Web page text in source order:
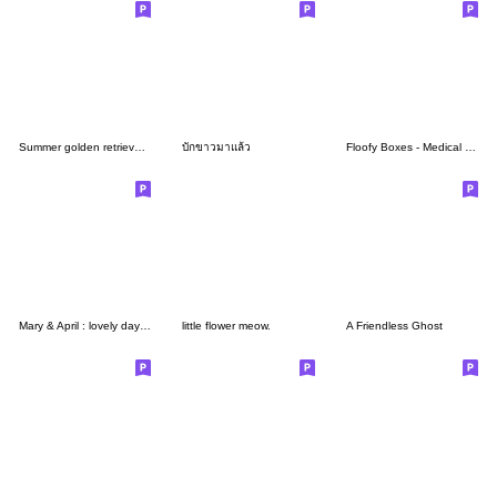
บักขาวมาแล้ว
little flower meow. A Friendless Ghost